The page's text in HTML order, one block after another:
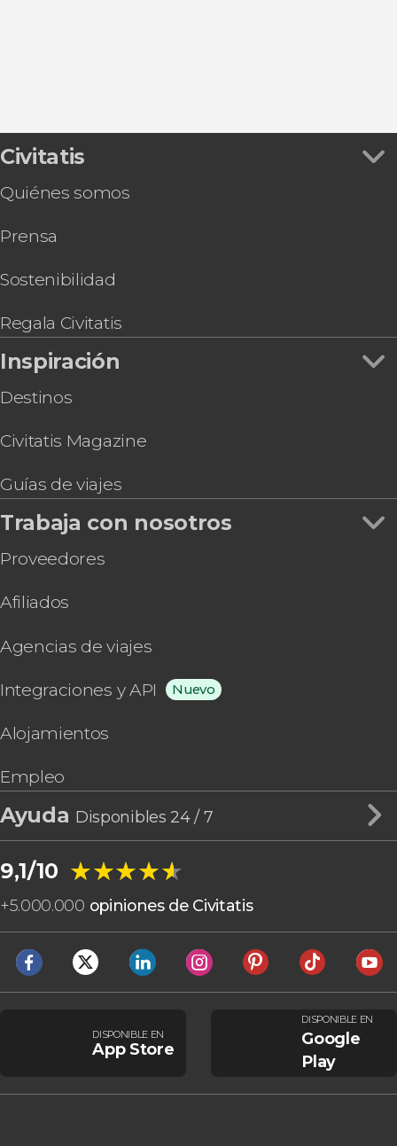
Civitatis
Quiénes somos
Prensa
Sostenibilidad
Regala Civitatis
Inspiración
Destinos
Civitatis Magazine
Guías de viajes
Trabaja con nosotros
Proveedores
Afiliados
Agencias de viajes
Integraciones y API Nuevo
Alojamientos
Empleo
Ayuda Disponibles 24 / 7
9,1/10 ★★★★★
★★★★★
+5.000.000 opiniones de Civitatis
DISPONIBLE EN
App Store
DISPONIBLE EN
Google
Play